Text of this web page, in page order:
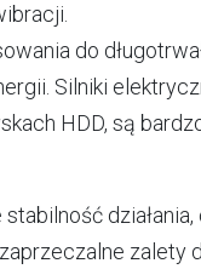
do
Silniki
HDD, są
zalety